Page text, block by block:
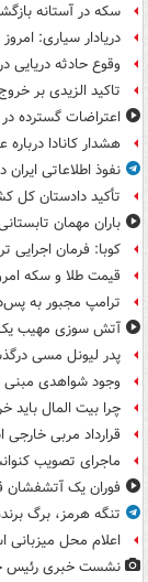
سکه در آستانه بازگشت به
دریادار سیاری:
وقوع حادثه دریایی
تاکید الزیدی بر
اعتراضات گسترده
هشدار کانادا درباره عواقب
نفوذ اطلاعاتی
تأکید دادستان کل
باران مهمان
کوبا: فرمان اجرایی
قیمت طلا و سکه امروز ۱۴۰۵/
ترامپ مجبور به پس‌دادن ۱۰۰ میلیارد دلار از پول
آتش سوزی مهیب یک ساختمان ۱۲
پدر لیونل مسی
وجود شواهدی مبنی
چرا بیت المال
قرارداد مربی
ماجرای تصویب
فوران یک آتشفشان
تنگه هرمز، برگ
اعلام محل میزبانی
نشست خبری رئیس